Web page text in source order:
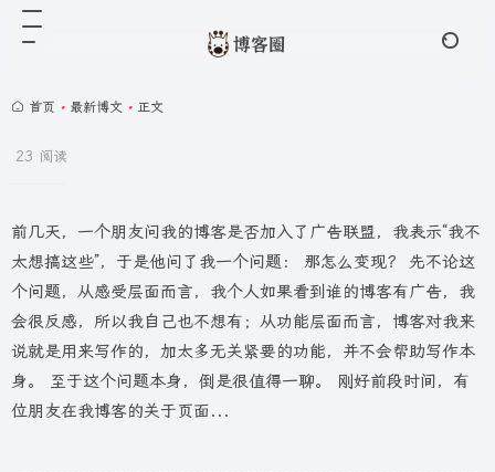
首页 • 最新博文 • 正文
23 阅读
前几天，一个朋友问我的博客是否加入了广告联盟，我表示“我不
太想搞这些”，于是他问了我一个问题： 那怎么变现？ 先不论这
个问题，从感受层面而言，我个人如果看到谁的博客有广告，我
会很反感，所以我自己也不想有；从功能层面而言，博客对我来
说就是用来写作的，加太多无关紧要的功能，并不会帮助写作本
身。 至于这个问题本身，倒是很值得一聊。 刚好前段时间，有
位朋友在我博客的关于页面...